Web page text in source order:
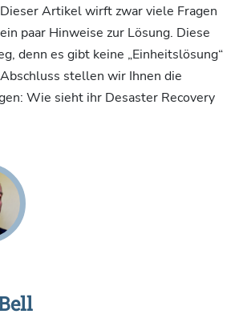
Artikel wirft zwar viele Fragen
paar Hinweise zur Lösung. Diese
denn es gibt keine „Einheitslösung“
stellen wir Ihnen die
Wie sieht ihr Desaster Recovery